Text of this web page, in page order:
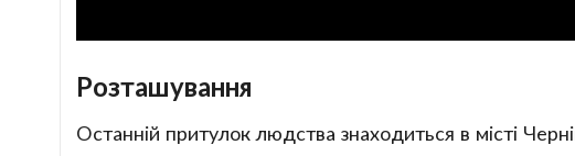
Розташування
Останній притулок людства знаходиться в місті